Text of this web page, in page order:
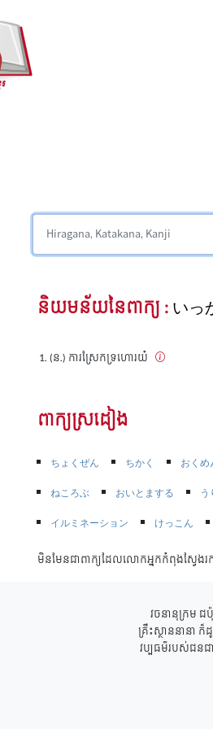
និយមន័យនៃពាក្យ :いっ
(ន.) ការស្រែកទ្រហោរយំ
ពាក្យស្រដៀង
ちょくぜん ちかく おくめ
ねころぶ
おいとまする
イルミネーション
けっこん
មិនមែនជាពាក្យដែលលោកអ្នកកំពុងស្វែងរ
វចនានុក្រម ជ
គ្រឹះស្ថាននានា
វប្បធម៌របស់ជន